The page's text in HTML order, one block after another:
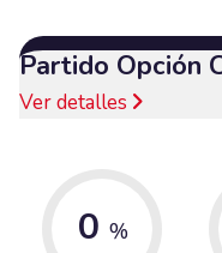
Partido Opción
Ver detalles
0 %